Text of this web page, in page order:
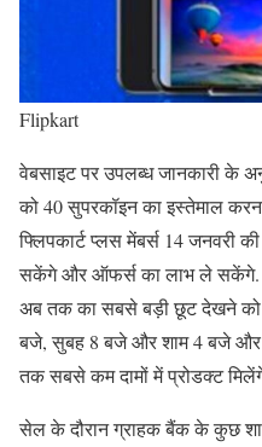
Flipkart
वेबसाइट पर उपलब्ध जानकारी के
को 40 सुपरकॉइन का इस्तेमाल
फ्लिपकार्ट प्लस मेंबर्स 14 जनवरी
सकेंगे और ऑफर्स का लाभ ले सकेंगे.
अब तक का सबसे बड़ी छूट देखने को
बजे, सुबह 8 बजे और शाम 4 बजे और
तक सबसे कम दामों में प्रोडक्ट
सेल के दौरान ग्राहक बैंक के कुछ